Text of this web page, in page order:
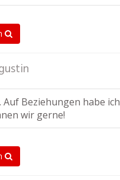
Beziehungen habe ich
wir gerne!